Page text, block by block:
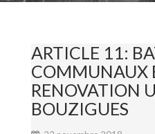
ARTICLE 11:
COMMUNAUX
RENOVATION
BOUZIGUES